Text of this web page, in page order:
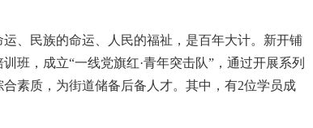
、民族的命运、人民的福祉，是百年大计。新开铺
班，成立“一线党旗红·青年突击队”，通过开展系列
素质，为街道储备后备人才。其中，有2位学员成